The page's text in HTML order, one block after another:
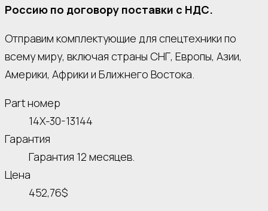
Россию по договору поставки с НДС.
Отправим комплектующие для спецтехники по
всему миру, включая страны СНГ, Европы, Азии,
Америки, Африки и Ближнего Востока.
Part номер
14X-30-13144
Гарантия
Гарантия 12 месяцев.
Цена
452,76$